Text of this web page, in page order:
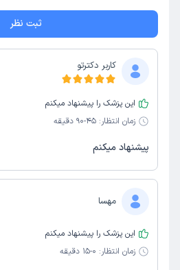
ثبت نظر
کاربر دکترتو
این پزشک را پیشنهاد میکنم
زمان انتظار: 45-90 دقیقه
پیشنهاد میکنم
مهسا
این پزشک را پیشنهاد میکنم
زمان انتظار: 0-15 دقیقه